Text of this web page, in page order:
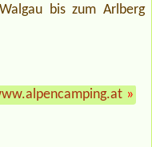
bis zum Arlberg
»